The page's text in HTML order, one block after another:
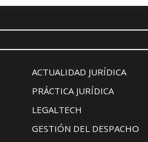
ACTUALIDAD JURÍDICA
PRÁCTICA JURÍDICA
LEGALTECH
GESTIÓN DEL DESPACHO